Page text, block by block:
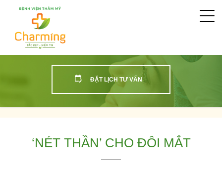
ĐẶT LỊCH TƯ VẤN
‘NÉT THẦN’ CHO ĐÔI MẮT